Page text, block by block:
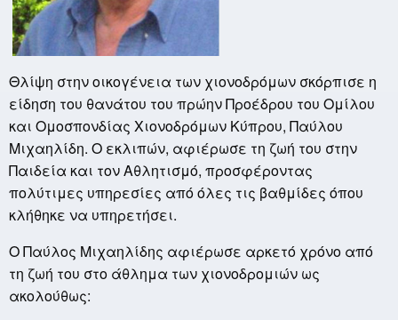
Θλίψη στην οικογένεια των χιονοδρόμων σκόρπισε η
είδηση του θανάτου του πρώην Προέδρου του Ομίλου
και Ομοσπονδίας Χιονοδρόμων Κύπρου, Παύλου
Μιχαηλίδη. Ο εκλιπών, αφιέρωσε τη ζωή του στην
Παιδεία και τον Αθλητισμό, προσφέροντας
πολύτιμες υπηρεσίες από όλες τις βαθμίδες όπου
κλήθηκε να υπηρετήσει.
Ο Παύλος Μιχαηλίδης αφιέρωσε αρκετό χρόνο από
τη ζωή του στο άθλημα των χιονοδρομιών ως
ακολούθως: